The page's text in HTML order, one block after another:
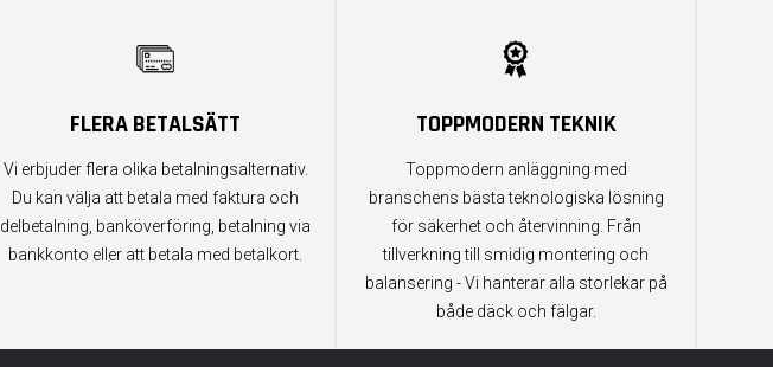
FLERA BETALSÄTT
Vi erbjuder flera olika betalningsalternativ.
Du kan välja att betala med faktura och
delbetalning, banköverföring, betalning via
bankkonto eller att betala med betalkort.
TOPPMODERN TEKNIK
Toppmodern anläggning med
branschens bästa teknologiska lösning
för säkerhet och återvinning. Från
tillverkning till smidig montering och
balansering - Vi hanterar alla storlekar på
både däck och fälgar.